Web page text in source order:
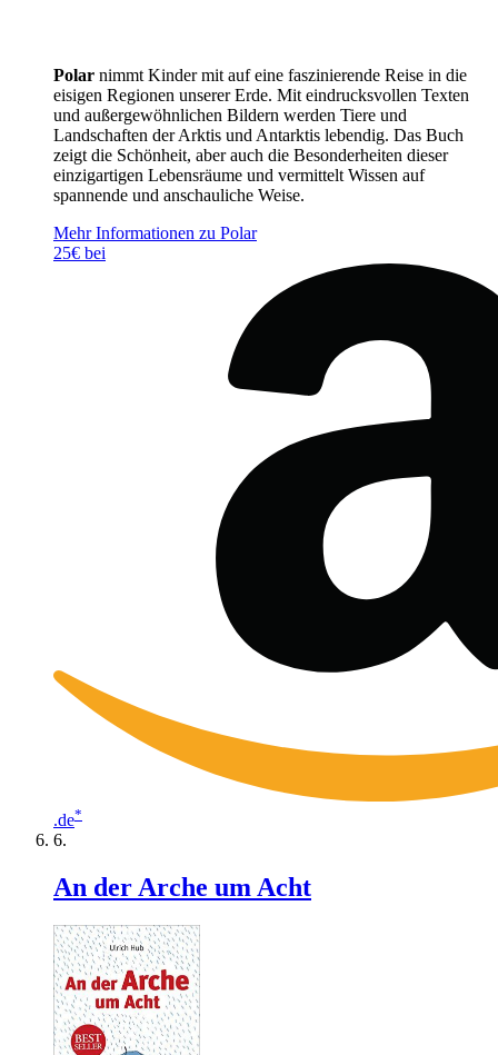
Polar nimmt Kinder mit auf eine faszinierende Reise in die
eisigen Regionen unserer Erde. Mit eindrucksvollen Texten
und außergewöhnlichen Bildern werden Tiere und
Landschaften der Arktis und Antarktis lebendig. Das Buch
zeigt die Schönheit, aber auch die Besonderheiten dieser
einzigartigen Lebensräume und vermittelt Wissen auf
spannende und anschauliche Weise.
Mehr Informationen zu Polar
25€ bei
.de*
An der Arche um Acht